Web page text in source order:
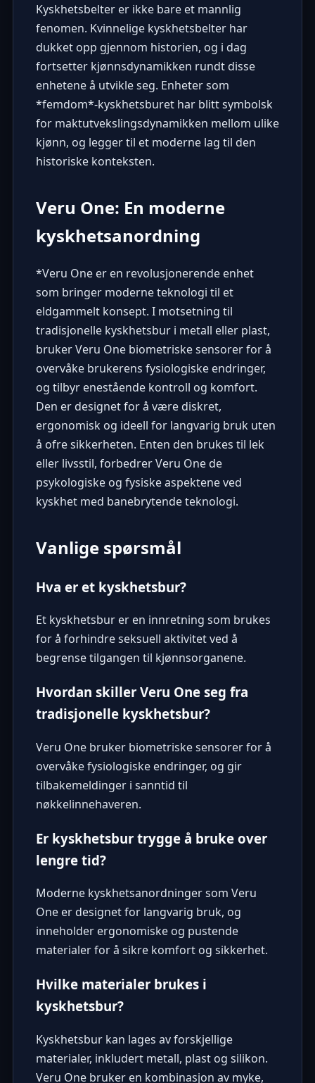
Kyskhetsbelter er ikke bare et mannlig
fenomen. Kvinnelige kyskhetsbelter har
dukket opp gjennom historien, og i dag
fortsetter kjønnsdynamikken rundt disse
enhetene å utvikle seg. Enheter som
*femdom*-kyskhetsburet har blitt symbolsk
for maktutvekslingsdynamikken mellom ulike
kjønn, og legger til et moderne lag til den
historiske konteksten.
Veru One: En moderne
kyskhetsanordning
*Veru Oneer en revolusjonerende enhet
som bringer moderne teknologi til et
eldgammelt konsept. I motsetning til
tradisjonelle kyskhetsbur i metall eller plast,
bruker Veru One biometriske sensorer for å
overvåke brukerens fysiologiske endringer,
og tilbyr enestående kontroll og komfort.
Den er designet for å være diskret,
ergonomisk og ideell for langvarig bruk uten
å ofre sikkerheten. Enten den brukes til lek
eller livsstil, forbedrer Veru One de
psykologiske og fysiske aspektene ved
kyskhet med banebrytende teknologi.
Vanlige spørsmål
Hva er et kyskhetsbur?
Et kyskhetsbur er en innretning som brukes
for å forhindre seksuell aktivitet ved å
begrense tilgangen til kjønnsorganene.
Hvordan skiller Veru One seg fra
tradisjonelle kyskhetsbur?
Veru One bruker biometriske sensorer for å
overvåke fysiologiske endringer, og gir
tilbakemeldinger i sanntid til
nøkkelinnehaveren.
Er kyskhetsbur trygge å bruke over
lengre tid?
Moderne kyskhetsanordninger som Veru
One er designet for langvarig bruk, og
inneholder ergonomiske og pustende
materialer for å sikre komfort og sikkerhet.
Hvilke materialer brukes i
kyskhetsbur?
Kyskhetsbur kan lages av forskjellige
materialer, inkludert metall, plast og silikon.
Veru One bruker en kombinasjon av myke,